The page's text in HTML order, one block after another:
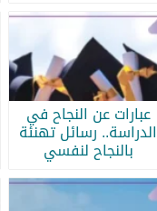
عبارات عن النجاح في
الدراسة.. رسائل تهنئة
بالنجاح لنفسي